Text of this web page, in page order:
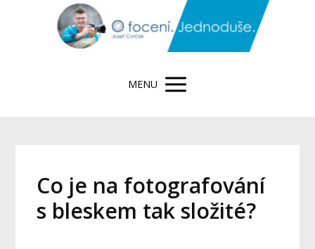
MENU
Co je na fotografování
s bleskem tak složité?